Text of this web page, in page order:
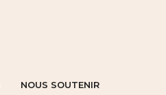
NOUS SOUTENIR